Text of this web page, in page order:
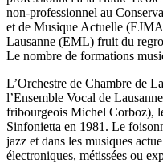
non-professionnel au
et de Musique Actuelle
Lausanne (EML) fruit du
Le nombre de formations
L’Orchestre de Chambre de
l’Ensemble Vocal de
fribourgeois Michel Corboz),
Sinfonietta en 1981. Le
jazz et dans les musiques
électroniques, métissées ou